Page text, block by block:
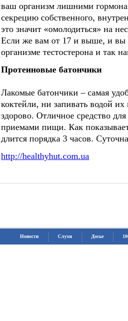
ваш организм лишними
секрецию собственного,
это значит «омолодиться» на
Если же вам от 17 и выше, и вы
организме тестостерона и так
Протеиновые батончики
Лакомые батончики – самая
коктейли, ни запивать водой
здорово. Отличное средство
приемами пищи. Как
длится порядка 3 часов.
http://healthyhut.com.ua
Новости Слухи Досье